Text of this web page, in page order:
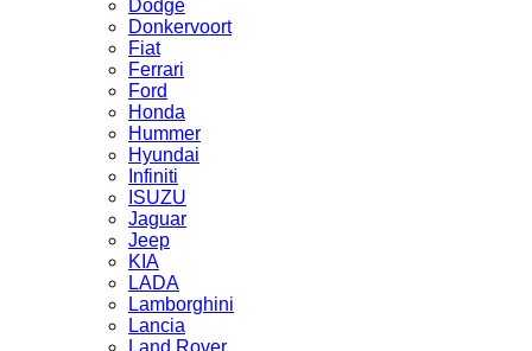
Dodge
Donkervoort
Fiat
Ferrari
Ford
Honda
Hummer
Hyundai
Infiniti
ISUZU
Jaguar
Jeep
KIA
LADA
Lamborghini
Lancia
Land Rover